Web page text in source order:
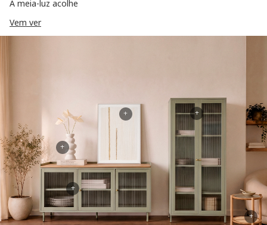
A meia-luz acolhe
Vem ver
+
+
+
+
+